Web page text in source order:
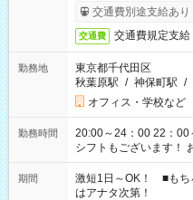
交通費別途支給あり
交通費 交通費規定支給
勤務地
東京都千代田区
秋葉原駅 / 神保町駅 /
オフィス・学校など
勤務時間
20:00～24：00 22：00～
シフトもございます！
期間
激短1日～OK！ ■もち
はアナタ次第！